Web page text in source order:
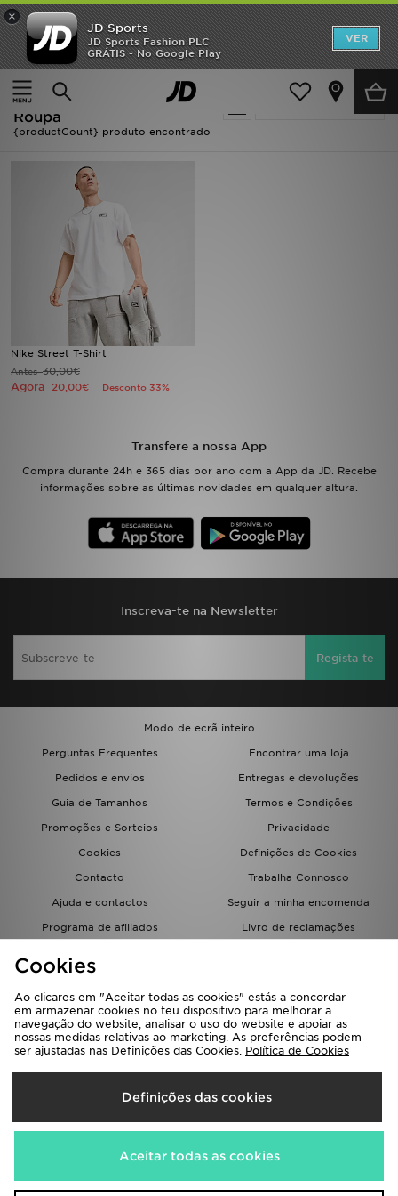
×
JD Sports
JD Sports Fashion PLC
GRÁTIS - No Google Play
VER
Página principal
Branco Nike Street Fleece - Roupa
Actualizar a pesquisa
Branco Nike Street Fleece -
Roupa
{productCount} produto encontrado
Nike Street T-Shirt
Antes30,00€
Agora 20,00€ Desconto 33%
Transfere a nossa App
Compra durante 24h e 365 dias por ano com a App da JD. Recebe
informações sobre as últimas novidades em qualquer altura.
Inscreva-te na Newsletter
Regista-te
Modo de ecrã inteiro
Perguntas Frequentes
Encontrar uma loja
Pedidos e envios
Entregas e devoluções
Guia de Tamanhos
Termos e Condições
Promoções e Sorteios
Privacidade
Cookies
Definições de Cookies
Contacto
Trabalha Connosco
Ajuda e contactos
Seguir a minha encomenda
Programa de afiliados
Livro de reclamações
Seleciona O País
Portugal
Aceitamos os seguintes métodos de pagamento
INÍCIO
Promoções
NOVIDADES
CRIANÇA
ESTILO
DESPORTO
FUTEBOL JD
LOCALIZADOR DE LOJAS
MENSAGENS
ATENÇÃO AO CLIENTE
FAZ DOWNLOAD DA APP
Cookies
Ao clicares em "Aceitar todas as cookies" estás a concordar
em armazenar cookies no teu dispositivo para melhorar a
navegação do website, analisar o uso do website e apoiar as
nossas medidas relativas ao marketing. As preferências podem
ser ajustadas nas Definições das Cookies. Política de Cookies
Definições das cookies
Aceitar todas as cookies